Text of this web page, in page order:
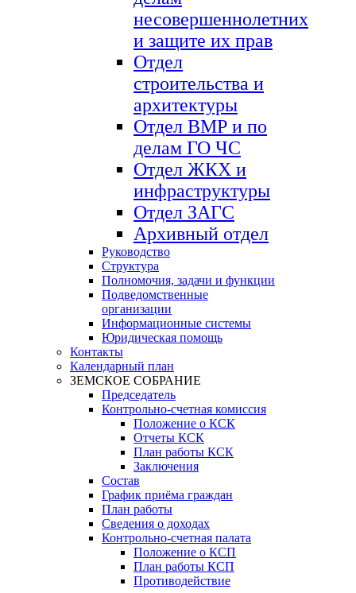
несовершеннолетних
и защите их прав
Отдел
строительства и
архитектуры
Отдел ВМР и по
делам ГО ЧС
Отдел ЖКХ и
инфраструктуры
Отдел ЗАГС
Архивный отдел
Руководство
Структура
Полномочия, задачи и функции
Подведомственные
организации
Информационные системы
Юридическая помощь
Контакты
Календарный план
ЗЕМСКОЕ СОБРАНИЕ
Председатель
Контрольно-счетная комиссия
Положение о КСК
Отчеты КСК
План работы КСК
Заключения
Состав
График приёма граждан
План работы
Сведения о доходах
Контрольно-счетная палата
Положение о КСП
План работы КСП
Противодействие